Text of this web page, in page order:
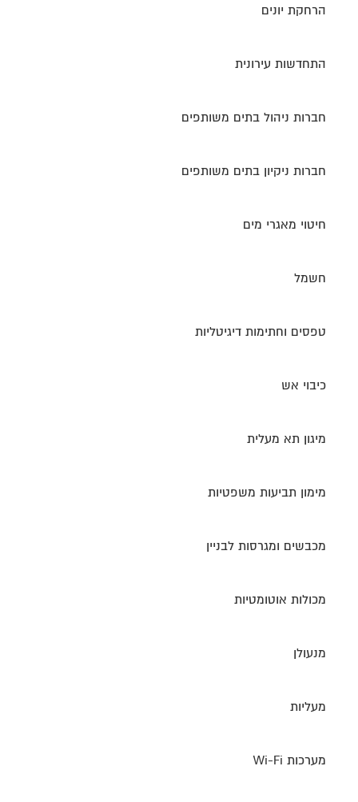
הרחקת יונים
התחדשות עירונית
חברות ניהול בתים משותפים
חברות ניקיון בתים משותפים
חיטוי מאגרי מים
חשמל
טפסים וחתימות דיגיטליות
כיבוי אש
מיגון תא מעלית
מימון תביעות משפטיות
מכבשים ומגרסות לבניין
מכולות אוטומטיות
מנעולן
מעליות
מערכות Wi-Fi